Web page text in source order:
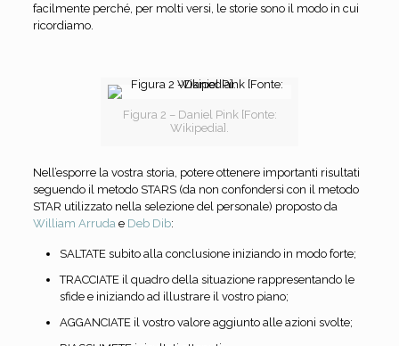
facilmente perché, per molti versi, le storie sono il modo in cui
ricordiamo.
Figura 2 – Daniel Pink [Fonte:
Wikipedia].
Nell’esporre la vostra storia, potere ottenere importanti risultati
seguendo il metodo STARS (da non confondersi con il metodo
STAR utilizzato nella selezione del personale) proposto da
William Arruda e Deb Dib:
SALTATE subito alla conclusione iniziando in modo forte;
TRACCIATE il quadro della situazione rappresentando le
sfide e iniziando ad illustrare il vostro piano;
AGGANCIATE il vostro valore aggiunto alle azioni svolte;